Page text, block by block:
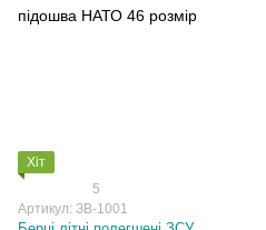
Хіт
5
Артикул: ЗВ-1001